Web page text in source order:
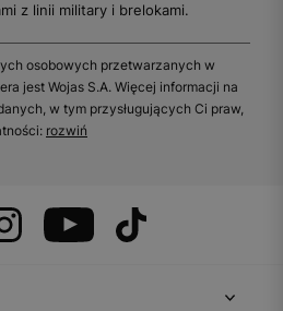
z linii military i brelokami.
osobowych przetwarzanych w
jest Wojas S.A. Więcej informacji na
w tym przysługujących Ci praw,
rozwiń